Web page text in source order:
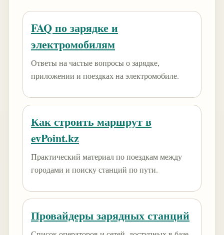
FAQ по зарядке и
электромобилям
Ответы на частые вопросы о зарядке,
приложении и поездках на электромобиле.
Как строить маршрут в
evPoint.kz
Практический материал по поездкам между
городами и поиску станций по пути.
Провайдеры зарядных станций